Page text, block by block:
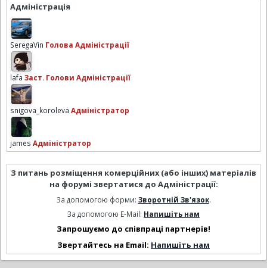
Адміністрація
SeregaVin Голова Адміністрації
lafa Заст. Голови Адміністрації
snigova_koroleva Адміністратор
james Адміністратор
З питань розміщення комерційних (або інших) матеріалів
на форумі звертатися до Адміністрації:
За допомогою форми: Зворотній Зв'язок.
За допомогою E-Mail: Напишіть нам
Запрошуємо до співпраці партнерів!
Звертайтесь на Email: Напишіть нам